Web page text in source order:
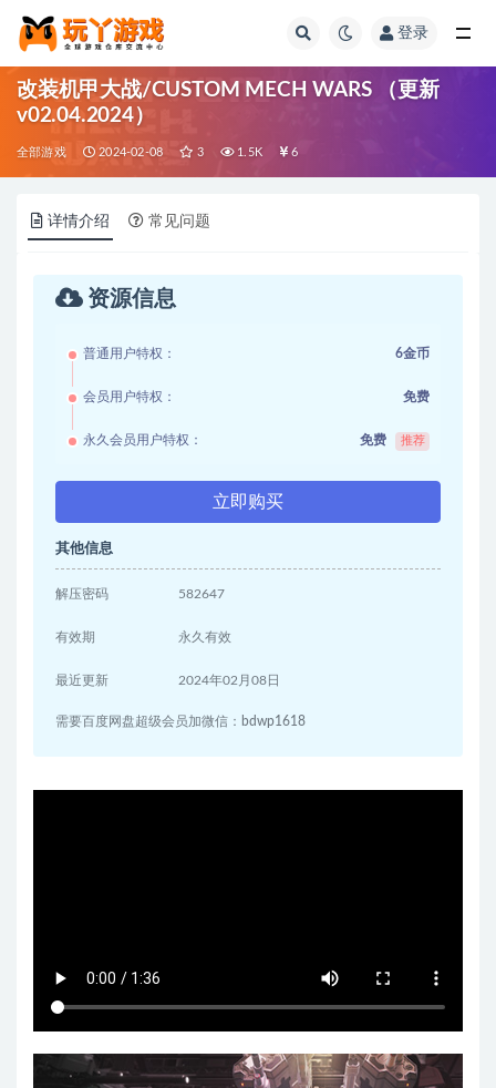
登录
改装机甲大战/CUSTOM MECH WARS （更新
v02.04.2024）
全部游戏 2024-02-08 3 1.5K 6
详情介绍 常见问题
资源信息
普通用户特权： 6金币
会员用户特权： 免费
永久会员用户特权： 免费 推荐
立即购买
其他信息
解压密码 582647
有效期 永久有效
最近更新 2024年02月08日
需要百度网盘超级会员加微信：bdwp1618